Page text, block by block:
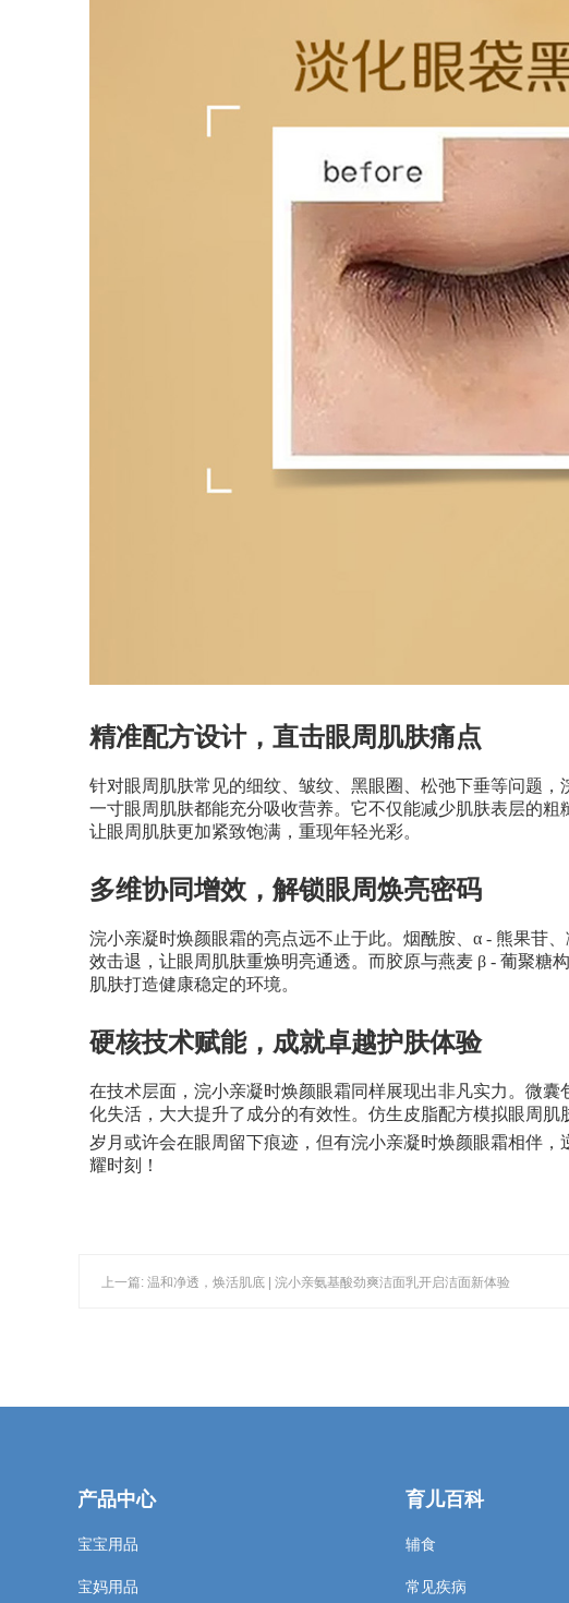
精准配方设计，直击眼周肌肤痛点
针对眼周肌肤常见的细纹、皱纹、黑眼圈、松弛下垂等问题
一寸眼周肌肤都能充分吸收营养。它不仅能减少肌肤表层的
让眼周肌肤更加紧致饱满，重现年轻光彩。
多维协同增效，解锁眼周焕亮密码
浣小亲凝时焕颜眼霜的亮点远不止于此。烟酰胺、 α - 熊果苷
效击退，让眼周肌肤重焕明亮通透。而胶原与燕麦 β - 葡聚糖
肌肤打造健康稳定的环境。
硬核技术赋能，成就卓越护肤体验
在技术层面，浣小亲凝时焕颜眼霜同样展现出非凡实力。微囊
化失活，大大提升了成分的有效性。仿生皮脂配方模拟眼周
岁月或许会在眼周留下痕迹，但有浣小亲凝时焕颜眼霜相伴
耀时刻！
上一篇: 温和净透，焕活肌底 | 浣小亲氨基酸劲爽洁面乳开启洁面新体验
产品中心
宝宝用品
宝妈用品
育儿百科
辅食
常见疾病